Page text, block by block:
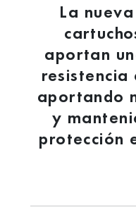
La
aportan
aportando
y
protección